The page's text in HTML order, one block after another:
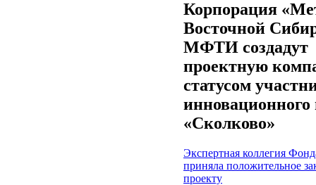
Корпорация
Восточной
МФТИ создадут
проектную
статусом
инновационного
«Сколково»
Экспертная коллегия
приняла положительное
проекту